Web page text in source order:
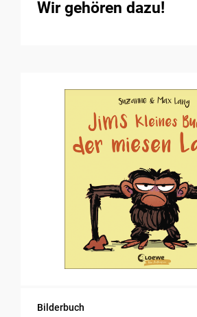
Wir gehören dazu!
Bilderbuch